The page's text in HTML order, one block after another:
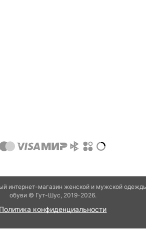
интернет-магазин женской и мужской
обуви © Гут-Шуc, 2019-2026.
Политика конфиденциальности